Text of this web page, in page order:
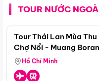
TOUR NƯỚC
Tour Thái Lan Mùa
Chợ Nổi - Muang
Airlines)
Hồ Chí Minh